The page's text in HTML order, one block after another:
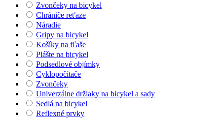
Zvončeky na bicykel
Chrániče reťaze
Náradie
Gripy na bicykel
Košíky na fľaše
Plášte na bicykel
Podsedlové objímky
Cyklopočítače
Zvončeky
Univerzálne držiaky na bicykel a sady
Sedlá na bicykel
Reflexné prvky